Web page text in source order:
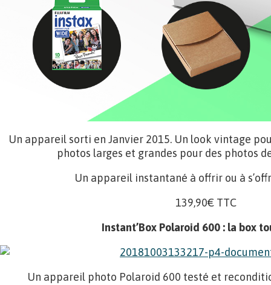
Un appareil sorti en Janvier 2015. Un look vintage
photos larges et grandes pour des photos
Un appareil instantané à offrir ou à
139,90€ TTC
Instant’Box Polaroid 600 : la box
Un appareil photo Polaroid 600 testé et